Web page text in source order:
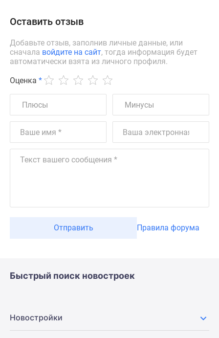
Оставить отзыв
Добавьте отзыв, заполнив личные данные, или
сначала войдите на сайт, тогда информация будет
автоматически взята из личного профиля.
Оценка *
Отправить Правила форума
Быстрый поиск новостроек
Новостройки